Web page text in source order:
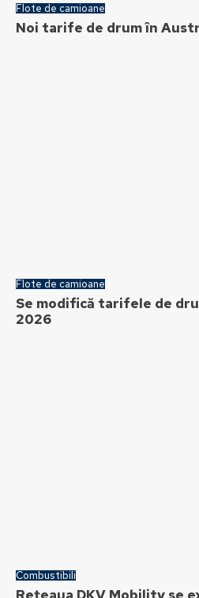
Flote de camioane
Noi tarife de drum în
Flote de camioane
Se modifică tarifele de
2026
Combustibili